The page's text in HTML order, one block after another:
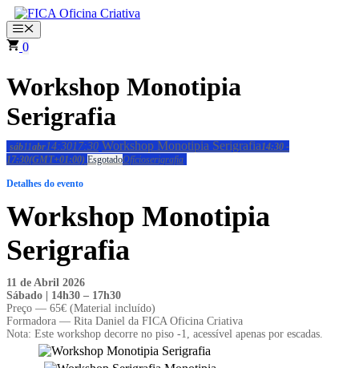
Saltar
para
o
conteúdo
Menu
0
Workshop Monotipia
Serigrafia
sáb11abr14:3017:30 Workshop Monotipia Serigrafia14:30 -
17:30(GMT+01:00) EsgotadoOfícioserigrafia
Detalhes do evento
Workshop Monotipia
Serigrafia
11 de Abril 2026
Sábado | 14h30 – 17h30
Preço — 65€ (Material incluído)
Formadora — Rita Daniel da FICA Oficina Criativa
Nota: Este workshop decorre no piso -1, acessível apenas por escadas.